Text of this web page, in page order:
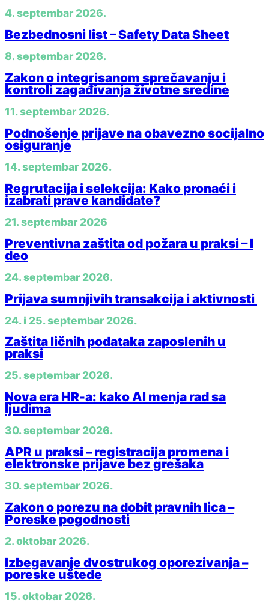
4. septembar 2026.
Bezbednosni list – Safety Data Sheet
8. septembar 2026.
Zakon o integrisanom sprečavanju i
kontroli zagađivanja životne sredine
11. septembar 2026.
Podnošenje prijave na obavezno socijalno
osiguranje
14. septembar 2026.
Regrutacija i selekcija: Kako pronaći i
izabrati prave kandidate?
21. septembar 2026
Preventivna zaštita od požara u praksi – I
deo
24. septembar 2026.
Prijava sumnjivih transakcija i aktivnosti
24. i 25. septembar 2026.
Zaštita ličnih podataka zaposlenih u
praksi
25. septembar 2026.
Nova era HR-a: kako AI menja rad sa
ljudima
30. septembar 2026.
APR u praksi – registracija promena i
elektronske prijave bez grešaka
30. septembar 2026.
Zakon o porezu na dobit pravnih lica –
Poreske pogodnosti
2. oktobar 2026.
Izbegavanje dvostrukog oporezivanja –
poreske uštede
15. oktobar 2026.